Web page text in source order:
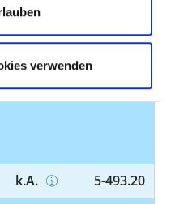
verwenden
k.A.
k.A. 5-492.00
k.A.
5-493.20